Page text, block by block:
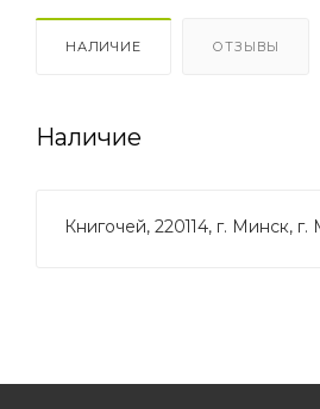
НАЛИЧИЕ ОТЗЫВЫ
Наличие
Книгочей, 220114, г. Минск, г.